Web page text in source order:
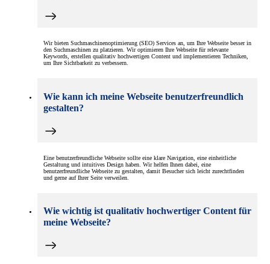
Wir bieten Suchmaschinenoptimierung (SEO) Services an, um Ihre Webseite besser in
den Suchmaschinen zu platzieren. Wir optimieren Ihre Webseite für relevante
Keywords, erstellen qualitativ hochwertigen Content und implementieren Techniken,
um Ihre Sichtbarkeit zu verbessern.
Wie kann ich meine Webseite benutzerfreundlich
gestalten?
Eine benutzerfreundliche Webseite sollte eine klare Navigation, eine einheitliche
Gestaltung und intuitives Design haben. Wir helfen Ihnen dabei, eine
benutzerfreundliche Webseite zu gestalten, damit Besucher sich leicht zurechtfinden
und gerne auf Ihrer Seite verweilen.
Wie wichtig ist qualitativ hochwertiger Content für
meine Webseite?